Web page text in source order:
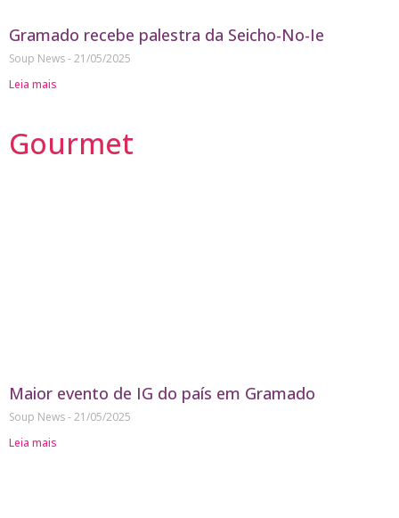
Gramado recebe palestra da Seicho-No-Ie
Soup News 21/05/2025
Leia mais
Gourmet
Maior evento de IG do país em Gramado
Soup News 21/05/2025
Leia mais